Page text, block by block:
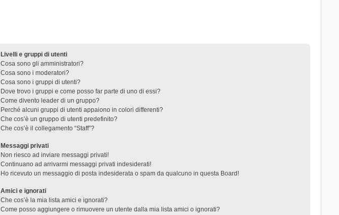
Livelli e gruppi di utenti
Cosa sono gli amministratori?
Cosa sono i moderatori?
Cosa sono i gruppi di utenti?
Dove trovo i gruppi e come posso far parte di uno di essi?
Come divento leader di un gruppo?
Perché alcuni gruppi di utenti appaiono in colori differenti?
Che cos’è un gruppo di utenti predefinito?
Che cos’è il collegamento “Staff”?
Messaggi privati
Non riesco ad inviare messaggi privati!
Continuano ad arrivarmi messaggi privati indesiderati!
Ho ricevuto un messaggio di posta indesiderata o spam da qualcuno in questa Board!
Amici e ignorati
Che cos’è la mia lista amici e ignorati?
Come posso aggiungere o rimuovere un utente dalla mia lista amici o ignorati?